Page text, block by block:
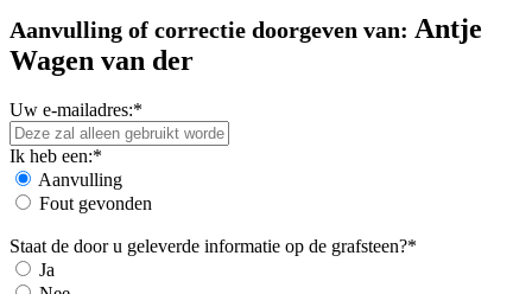
Aanvulling of correctie doorgeven van: Antje
Wagen van der
Uw e-mailadres:*
Ik heb een:*
Aanvulling
Fout gevonden
Staat de door u geleverde informatie op de grafsteen?*
Ja